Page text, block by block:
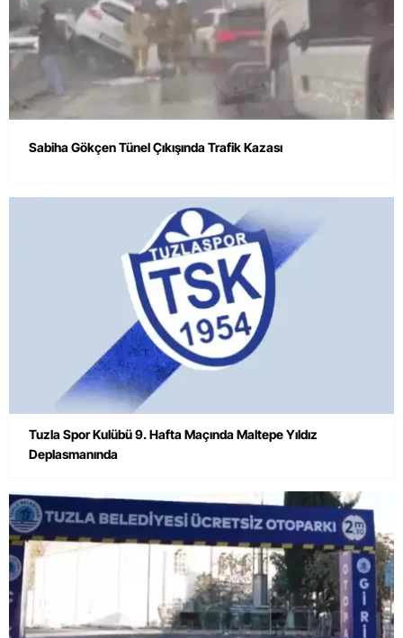
Sabiha Gökçen Tünel Çıkışında Trafik Kazası
Tuzla Spor Kulübü 9. Hafta Maçında Maltepe Yıldız
Deplasmanında